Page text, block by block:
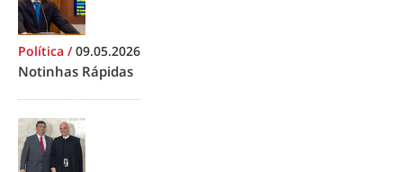
Política /09.05.2026
Notinhas Rápidas